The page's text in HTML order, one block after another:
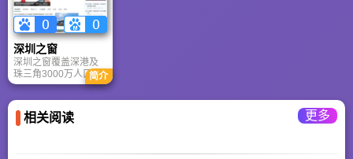
也将深圳这座城市的
地域特点以及人文文
化呈现出来；标识整
体造型及色彩给人以
年轻、活力、变化、
国际感；标志图形以
深圳市花“勒杜鹃”为视
觉载体，由三个旋转
的叶片拼联而成，意
喻深圳的多元文化与
网络世界的信息交
深圳之窗
深圳之窗覆盖深港及
珠三角3000万人口、
辐射东南沿海周边1亿
人群、影响国内外3亿
网民，以服务珠三角
尤其是深圳地区用户
媒体。一直以来，深
简介
相关阅读 更多